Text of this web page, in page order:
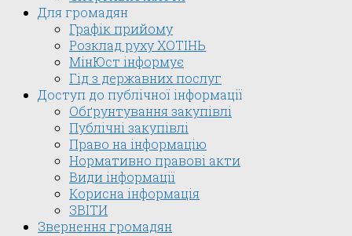
Для громадян
Графік прийому
Розклад руху ХОТІНЬ
МінЮст інформує
Гід з державних послуг
Доступ до публічної інформації
Обґрунтування закупівлі
Публічні закупівлі
Право на інформацію
Нормативно правові акти
Види інформації
Корисна інформація
ЗВІТИ
Звернення громадян